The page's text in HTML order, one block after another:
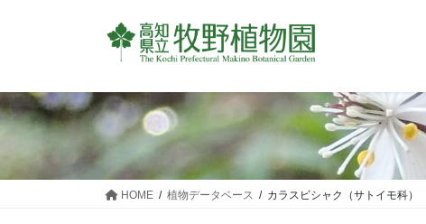
ツ
に
シ
ョ
移
HOME 植物データベース カラスビシャク（サトイモ科）